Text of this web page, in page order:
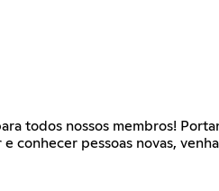
todos nossos membros!
conhecer pessoas novas,